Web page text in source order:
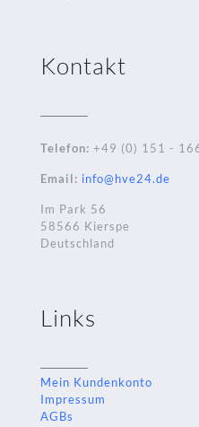
Kontakt
Telefon: +49 (0) 151 -
Email: info@hve24.de
Im Park 56
58566 Kierspe
Deutschland
Links
Mein Kundenkonto
Impressum
AGBs